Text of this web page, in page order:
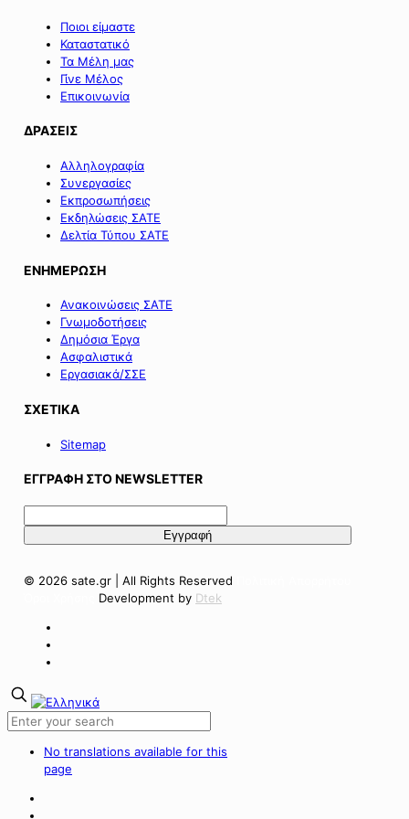
Ποιοι είμαστε
Καταστατικό
Τα Μέλη μας
Γίνε Μέλος
Επικοινωνία
ΔΡΑΣΕΙΣ
Αλληλογραφία
Συνεργασίες
Εκπροσωπήσεις
Εκδηλώσεις ΣΑΤΕ
Δελτία Τύπου ΣΑΤΕ
ΕΝΗΜΕΡΩΣΗ
Ανακοινώσεις ΣΑΤΕ
Γνωμοδοτήσεις
Δημόσια Έργα
Ασφαλιστικά
Εργασιακά/ΣΣΕ
ΣΧΕΤΙΚΑ
Sitemap
ΕΓΓΡΑΦΗ ΣΤΟ NEWSLETTER
© 2026 sate.gr | All Rights Reserved
Development by Dtek
No translations available for this
page